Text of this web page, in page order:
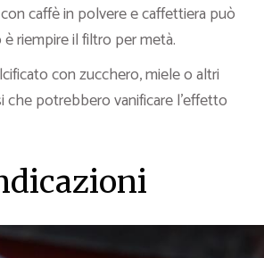
caffè in polvere e caffettiera può
riempire il filtro per metà.
con zucchero, miele o altri
potrebbero vanificare l’effetto